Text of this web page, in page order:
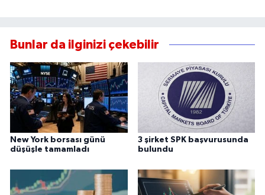
Bunlar da ilginizi çekebilir
New York borsası günü
düşüşle tamamladı
3 şirket SPK başvurusunda
bulundu